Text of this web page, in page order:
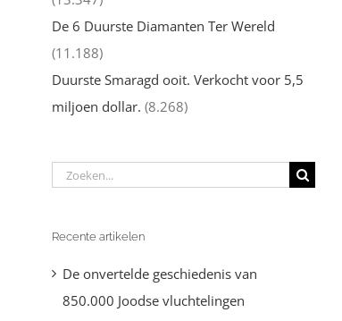
De 6 Duurste Diamanten Ter Wereld
(11.188)
Duurste Smaragd ooit. Verkocht voor 5,5
miljoen dollar. (8.268)
Zoeken
Recente artikelen
De onvertelde geschiedenis van
850.000 Joodse vluchtelingen